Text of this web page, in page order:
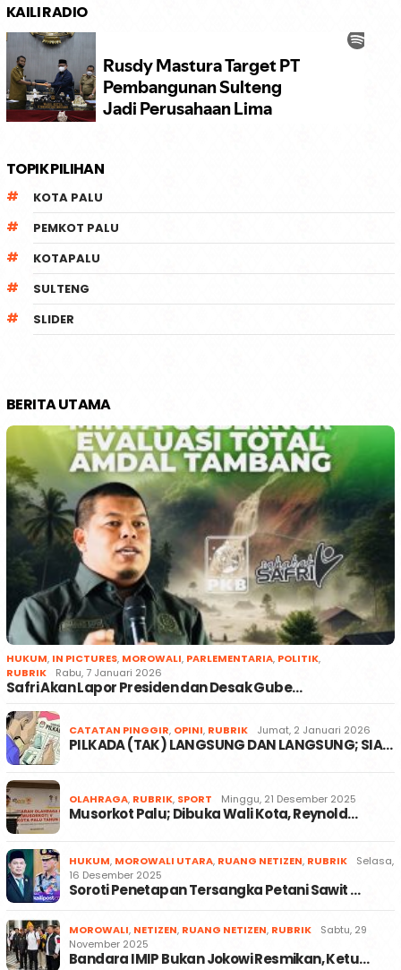
KAILI RADIO
TOPIK PILIHAN
KOTA PALU
PEMKOT PALU
KOTAPALU
SULTENG
SLIDER
BERITA UTAMA
HUKUM, IN PICTURES, MOROWALI, PARLEMENTARIA, POLITIK,
RUBRIK
Rabu, 7 Januari 2026
Safri Akan Lapor Presiden dan Desak Gube…
CATATAN PINGGIR, OPINI, RUBRIK Jumat, 2 Januari 2026
PILKADA (TAK) LANGSUNG DAN LANGSUNG; SIA…
OLAHRAGA, RUBRIK, SPORT Minggu, 21 Desember 2025
Musorkot Palu; Dibuka Wali Kota, Reynold…
HUKUM, MOROWALI UTARA, RUANG NETIZEN, RUBRIK
Selasa,
16 Desember 2025
Soroti Penetapan Tersangka Petani Sawit …
MOROWALI, NETIZEN, RUANG NETIZEN, RUBRIK
Sabtu, 29
November 2025
Bandara IMIP Bukan Jokowi Resmikan, Ketu…